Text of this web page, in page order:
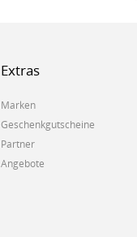
Extras
Marken
Geschenkgutscheine
Partner
Angebote